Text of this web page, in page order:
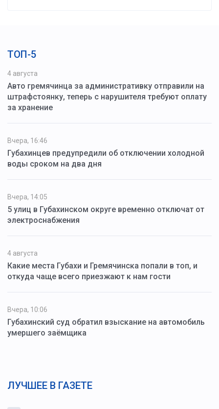
ТОП-5
4 августа
Авто гремячинца за административку отправили на
штрафстоянку, теперь с нарушителя требуют оплату
за хранение
Вчера, 16:46
Губахинцев предупредили об отключении холодной
воды сроком на два дня
Вчера, 14:05
5 улиц в Губахинском округе временно отключат от
электроснабжения
4 августа
Какие места Губахи и Гремячинска попали в топ, и
откуда чаще всего приезжают к нам гости
Вчера, 10:06
Губахинский суд обратил взыскание на автомобиль
умершего заёмщика
ЛУЧШЕЕ В ГАЗЕТЕ